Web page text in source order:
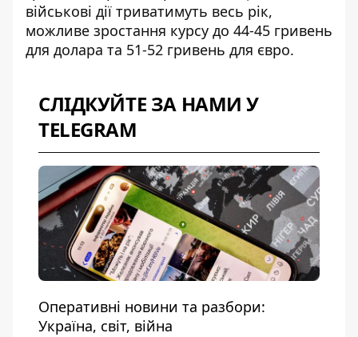
військові дії триватимуть весь рік,
можливе зростання курсу до 44-45 гривень
для долара та 51-52 гривень для євро.
СЛІДКУЙТЕ ЗА НАМИ У
TELEGRAM
Оперативні новини та разбори:
Україна, світ, війна